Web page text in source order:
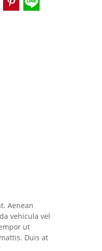
Aenean
vehicula vel
ut
Duis at